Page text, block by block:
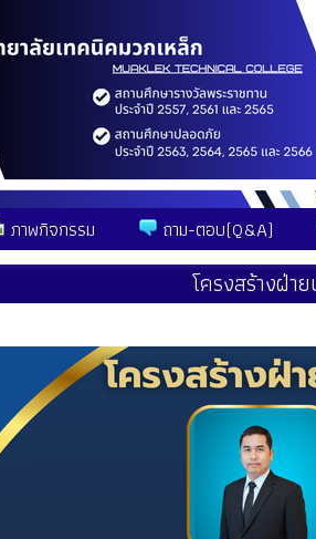
ภาพกิจกรรม ถาม-ตอบ(Q&A)
โครงสร้างฝ่า